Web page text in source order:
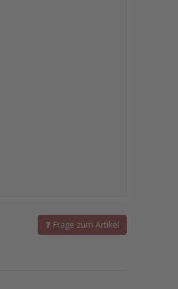
Frage zum Artikel